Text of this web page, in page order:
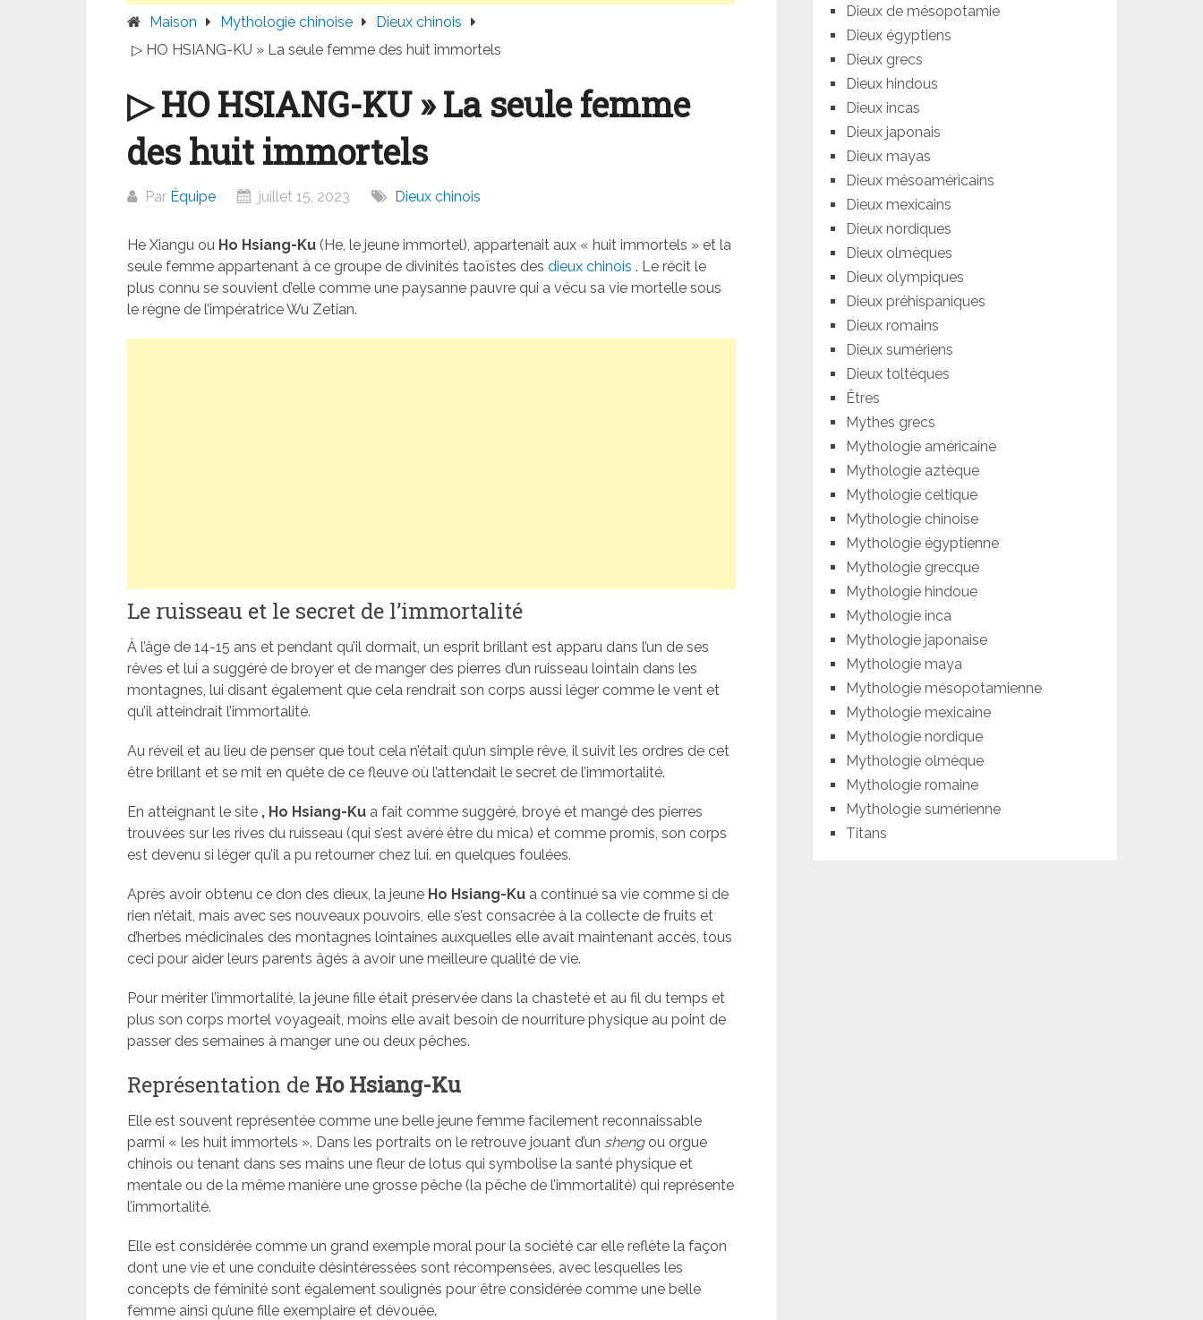
Maison Mythologie chinoise
Dieux chinois
▷ HO HSIANG-KU » La seule femme des huit immortels
▷ HO HSIANG-KU » La seule femme
des huit immortels
Par Équipe juillet 15, 2023 Dieux chinois
He Xiangu ou Ho Hsiang-Ku (He, le jeune immortel), appartenait aux « huit immortels » et la
seule femme appartenant à ce groupe de divinités taoïstes des dieux chinois . Le récit le
plus connu se souvient d’elle comme une paysanne pauvre qui a vécu sa vie mortelle sous
le règne de l’impératrice Wu Zetian.
Le ruisseau et le secret de l’immortalité
À l’âge de 14-15 ans et pendant qu’il dormait, un esprit brillant est apparu dans l’un de ses
rêves et lui a suggéré de broyer et de manger des pierres d’un ruisseau lointain dans les
montagnes, lui disant également que cela rendrait son corps aussi léger comme le vent et
qu’il atteindrait l’immortalité.
Au réveil et au lieu de penser que tout cela n’était qu’un simple rêve, il suivit les ordres de cet
être brillant et se mit en quête de ce fleuve où l’attendait le secret de l’immortalité.
En atteignant le site , Ho Hsiang-Ku a fait comme suggéré, broyé et mangé des pierres
trouvées sur les rives du ruisseau (qui s’est avéré être du mica) et comme promis, son corps
est devenu si léger qu’il a pu retourner chez lui. en quelques foulées.
Après avoir obtenu ce don des dieux, la jeune Ho Hsiang-Ku a continué sa vie comme si de
rien n’était, mais avec ses nouveaux pouvoirs, elle s’est consacrée à la collecte de fruits et
d’herbes médicinales des montagnes lointaines auxquelles elle avait maintenant accès, tous
ceci pour aider leurs parents âgés à avoir une meilleure qualité de vie.
Pour mériter l’immortalité, la jeune fille était préservée dans la chasteté et au fil du temps et
plus son corps mortel voyageait, moins elle avait besoin de nourriture physique au point de
passer des semaines à manger une ou deux pêches.
Représentation de Ho Hsiang-Ku
Elle est souvent représentée comme une belle jeune femme facilement reconnaissable
parmi « les huit immortels ». Dans les portraits on le retrouve jouant d’un shengou orgue
chinois ou tenant dans ses mains une fleur de lotus qui symbolise la santé physique et
mentale ou de la même manière une grosse pêche (la pêche de l’immortalité) qui représente
l’immortalité.
Elle est considérée comme un grand exemple moral pour la société car elle reflète la façon
dont une vie et une conduite désintéressées sont récompensées, avec lesquelles les
concepts de féminité sont également soulignés pour être considérée comme une belle
femme ainsi qu’une fille exemplaire et dévouée.
Dieux de mésopotamie
Dieux égyptiens
Dieux grecs
Dieux hindous
Dieux incas
Dieux japonais
Dieux mayas
Dieux mésoaméricains
Dieux mexicains
Dieux nordiques
Dieux olmèques
Dieux olympiques
Dieux préhispaniques
Dieux romains
Dieux sumériens
Dieux toltèques
Êtres
Mythes grecs
Mythologie américaine
Mythologie aztèque
Mythologie celtique
Mythologie chinoise
Mythologie égyptienne
Mythologie grecque
Mythologie hindoue
Mythologie inca
Mythologie japonaise
Mythologie maya
Mythologie mésopotamienne
Mythologie mexicaine
Mythologie nordique
Mythologie olmèque
Mythologie romaine
Mythologie sumérienne
Titans